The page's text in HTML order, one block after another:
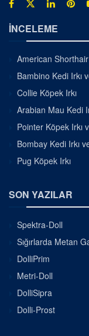
İNCELEME
American
Bambino Kedi Irkı
Collie Köpek Irkı
Arabian Mau Kedi
Pointer Köpek Irkı
Bombay Kedi Irkı
Pug Köpek Irkı
SON YAZILAR
Spektra-Doll
Sığırlarda Metan
DolliPrim
Metri-Doll
DolliSipra
Dolli-Prost